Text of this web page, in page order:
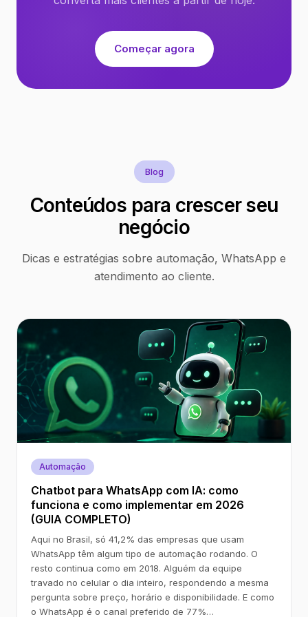
Começar agora
Blog
Conteúdos para crescer seu
negócio
Dicas e estratégias sobre automação, WhatsApp e
atendimento ao cliente.
Automação
Chatbot para WhatsApp com IA: como
funciona e como implementar em 2026
(GUIA COMPLETO)
Aqui no Brasil, só 41,2% das empresas que usam
WhatsApp têm algum tipo de automação rodando. O
resto continua como em 2018. Alguém da equipe
travado no celular o dia inteiro, respondendo a mesma
pergunta sobre preço, horário e disponibilidade. E como
o WhatsApp é o canal preferido de 77%…